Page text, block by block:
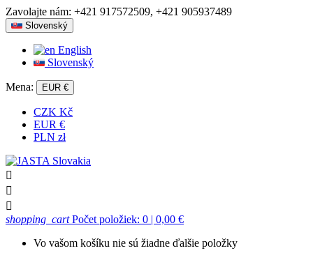
Zavolajte nám: +421 917572509, +421 905937489
Slovenský
English
Slovenský
Mena: EUR €
CZK Kč
EUR €
PLN zł



shopping_cart Počet položiek: 0 | 0,00 €
Vo vašom košíku nie sú žiadne ďalšie položky